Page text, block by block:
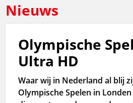
Nieuws
Olympische
Ultra HD
Waar wij in Nederland al blij
Olympische Spelen in